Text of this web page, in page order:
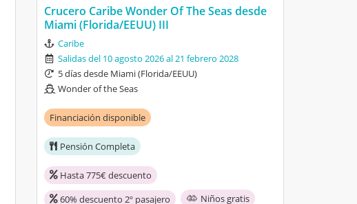
Crucero Caribe Wonder Of The Seas desde
Miami (Florida/EEUU) III
Caribe
Salidas del 10 agosto 2026 al 21 febrero 2028
5 días desde Miami (Florida/EEUU)
Wonder of the Seas
Financiación disponible
Pensión Completa
Hasta 775€ descuento
60% descuento 2º pasajero
Niños gratis